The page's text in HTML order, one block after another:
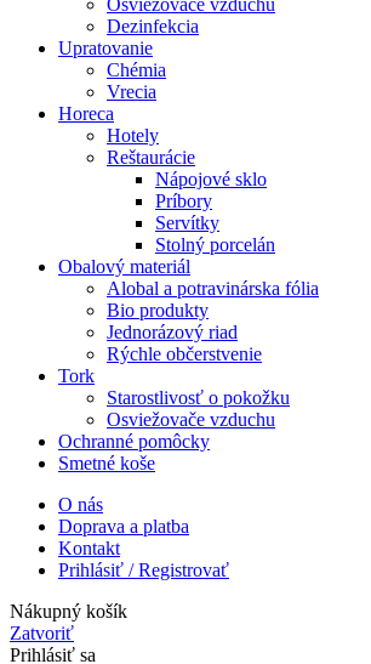
Dezinfekcia
Upratovanie
Chémia
Vrecia
Horeca
Hotely
Reštaurácie
Nápojové sklo
Príbory
Servítky
Stolný porcelán
Obalový materiál
Alobal a potravinárska fólia
Bio produkty
Jednorázový riad
Rýchle občerstvenie
Tork
Starostlivosť o pokožku
Osviežovače vzduchu
Ochranné pomôcky
Smetné koše
O nás
Doprava a platba
Kontakt
Prihlásiť / Registrovať
Nákupný košík
Zatvoriť
Prihlásiť sa